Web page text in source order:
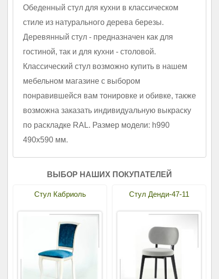
Обеденный стул для кухни в классическом
стиле из натурального дерева березы.
Деревянный стул - предназначен как для
гостиной, так и для кухни - столовой.
Классический стул возможно купить в нашем
мебельном магазине с выбором
понравившейся вам тонировке и обивке, также
возможна заказать индивидуальную выкраску
по раскладке RAL. Размер модели: h990
490х590 мм.
ВЫБОР НАШИХ ПОКУПАТЕЛЕЙ
Стул Кабриоль Стул Денди-47-11